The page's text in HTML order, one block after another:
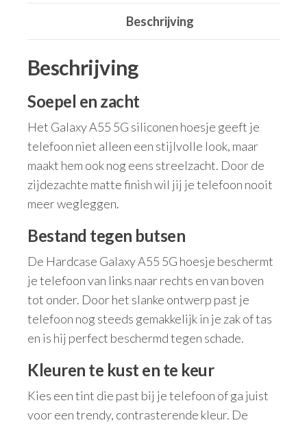
Beschrijving
Beschrijving
Soepel en zacht
Het Galaxy A55 5G siliconen hoesje geeft je
telefoon niet alleen een stijlvolle look, maar
maakt hem ook nog eens streelzacht. Door de
zijdezachte matte finish wil jij je telefoon nooit
meer wegleggen.
Bestand tegen butsen
De Hardcase Galaxy A55 5G hoesje beschermt
je telefoon van links naar rechts en van boven
tot onder. Door het slanke ontwerp past je
telefoon nog steeds gemakkelijk in je zak of tas
en is hij perfect beschermd tegen schade.
Kleuren te kust en te keur
Kies een tint die past bij je telefoon of ga juist
voor een trendy, contrasterende kleur. De